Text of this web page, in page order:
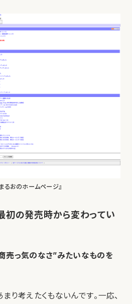
るおのホームページ』
初の発売時から変わってい
売っ気のなさ”みたいなものを
まり考えたくもないんです。一応、